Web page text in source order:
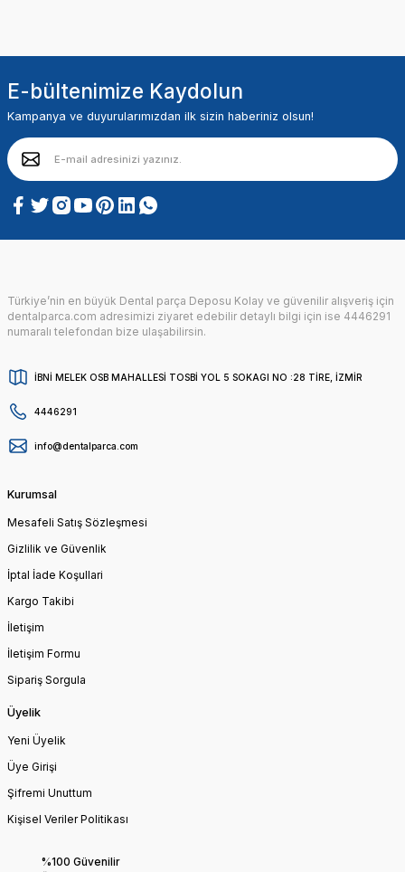
E-bültenimize Kaydolun
Kampanya ve duyurularımızdan ilk sizin haberiniz olsun!
Türkiye’nin en büyük Dental parça Deposu Kolay ve güvenilir alışveriş için
dentalparca.com adresimizi ziyaret edebilir detaylı bilgi için ise 4446291
numaralı telefondan bize ulaşabilirsin.
İBNİ MELEK OSB MAHALLESİ TOSBİ YOL 5 SOKAGI NO :28 TİRE, İZMİR
4446291
info@dentalparca.com
Kurumsal
Mesafeli Satış Sözleşmesi
Gizlilik ve Güvenlik
İptal İade Koşullari
Kargo Takibi
İletişim
İletişim Formu
Sipariş Sorgula
Üyelik
Yeni Üyelik
Üye Girişi
Şifremi Unuttum
Kişisel Veriler Politikası
%100 Güvenilir